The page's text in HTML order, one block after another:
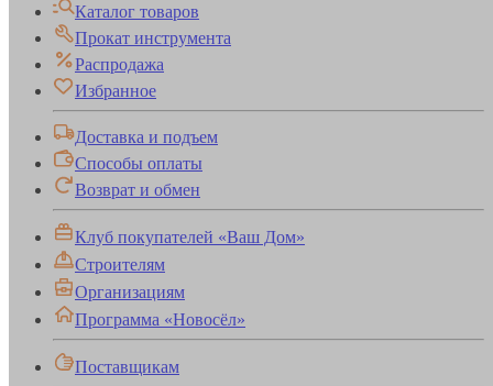
Каталог товаров
Прокат инструмента
Распродажа
Избранное
Доставка и подъем
Способы оплаты
Возврат и обмен
Клуб покупателей «Ваш Дом»
Строителям
Организациям
Программа «Новосёл»
Поставщикам